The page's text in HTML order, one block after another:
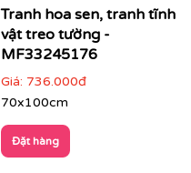
Tranh hoa sen, tranh tĩnh
vật treo tường -
MF33245176
Giá: 736.000đ
70x100cm
Đặt hàng